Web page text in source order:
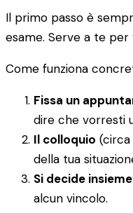
Il primo passo è
esame. Serve a te
Come funziona
Fissa un
dire che vorresti
Il colloquio
della tua
Si decide insieme
alcun vincolo.